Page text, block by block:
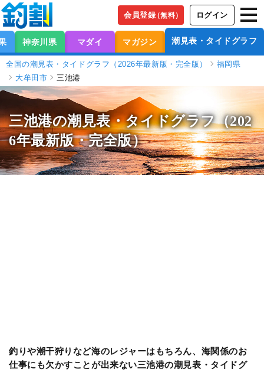
会員登録（無料） ログイン
神奈川県 マダイ マガジン 潮見表・タイドグラフ
全国の潮見表・タイドグラフ（2026年最新版・完全版）
福岡県
大牟田市
三池港
三池港の潮見表・タイドグラフ（202
6年最新版・完全版）
釣りや潮干狩りなど海のレジャーはもちろん、海関係のお
仕事にも欠かすことが出来ない三池港の潮見表・タイドグ